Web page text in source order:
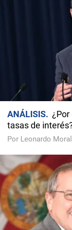
ANÁLISIS
¿Por
tasas de
Por Leonardo